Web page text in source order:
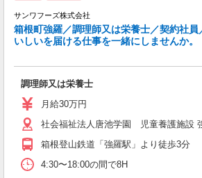
サンワフーズ株式会社
箱根町強羅／調理師又は栄養士／契約社員
いしいを届ける仕事を一緒にしませんか。
調理師又は栄養士
月給30万円
社会福祉法人唐池学園 児童養護施設
箱根登山鉄道「強羅駅」より徒歩3分
4:30〜18:00の間で8H